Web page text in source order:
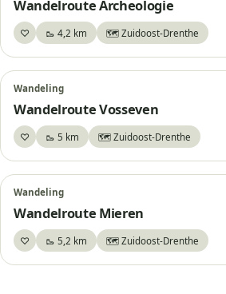
Wandelroute Archeologie
♡Bewaar🥾 4,2 km 🗺️ Zuidoost-Drenthe
Wandeling
Wandelroute Vosseven
♡Bewaar🥾 5 km 🗺️ Zuidoost-Drenthe
Wandeling
Wandelroute Mieren
♡Bewaar🥾 5,2 km 🗺️ Zuidoost-Drenthe